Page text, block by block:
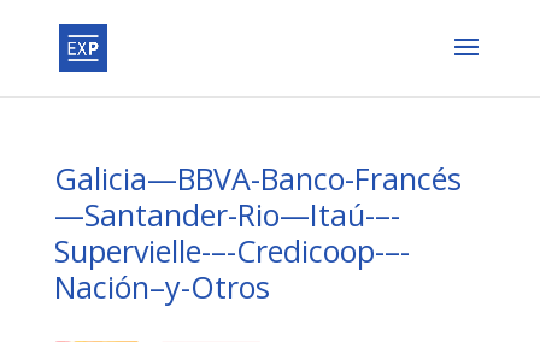
Galicia—BBVA-Banco-Francés
—Santander-Rio—Itaú-–-
Supervielle-–-Credicoop-–-
Nación–y-Otros